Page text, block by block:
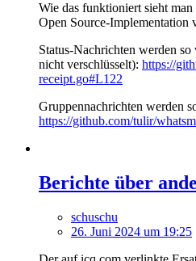
Wie das funktioniert sieht
Open Source-Implementation
Status-Nachrichten werden
nicht verschlüsselt): https://
receipt.go#L122
Gruppennachrichten werden
https://github.com/tulir/
Berichte über
schuschu
26. Juni 2024 um 19:25